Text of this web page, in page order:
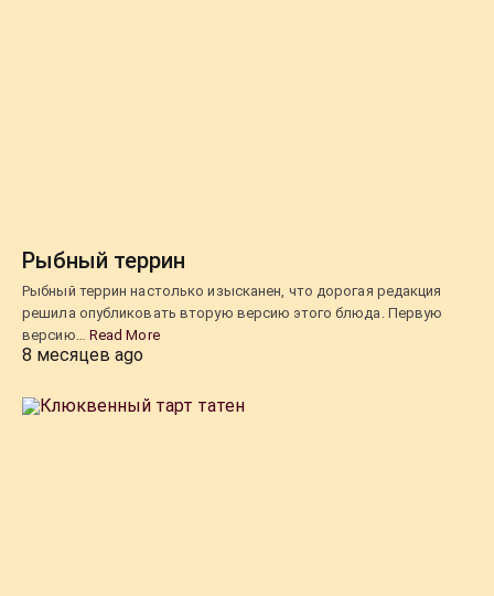
Рыбный террин
Рыбный террин настолько изысканен, что дорогая редакция
решила опубликовать вторую версию этого блюда. Первую
версию… Read More
8 месяцев ago